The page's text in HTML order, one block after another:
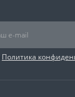
Политика